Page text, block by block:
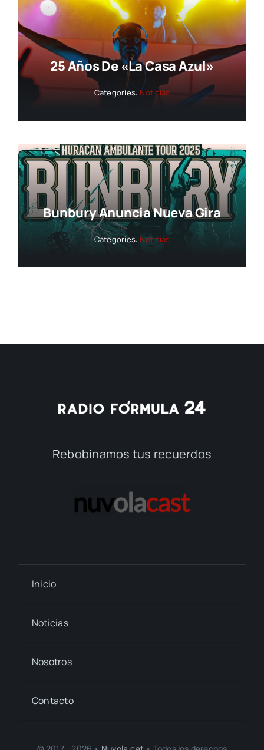
25 Años De «La Casa Azul»
Categories: Noticias
Bunbury Anuncia Nueva Gira
Categories: Noticias
Rebobinamos tus recuerdos
Inicio
Noticias
Nosotros
Contacto